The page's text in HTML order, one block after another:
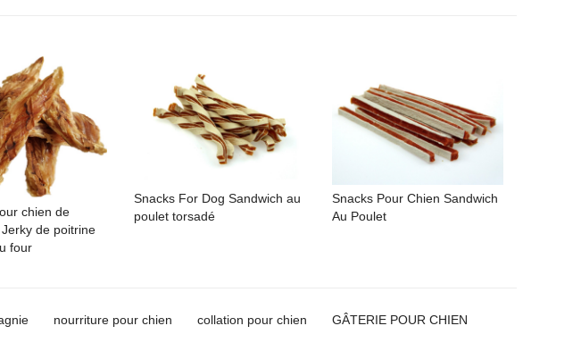
chien de
de poitrine
four
Snacks For Dog Sandwich au
poulet torsadé
Snacks Pour Chien Sandwich
Au Poulet
nourriture pour chien collation pour chien
GÂTERIE POUR CHIEN